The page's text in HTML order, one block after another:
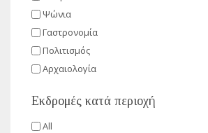
Ψώνια
Γαστρονομία
Πολιτισμός
Αρχαιολογία
Εκδρομές κατά περιοχή
All